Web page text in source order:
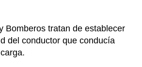
Bomberos tratan de establecer
del conductor que conducía